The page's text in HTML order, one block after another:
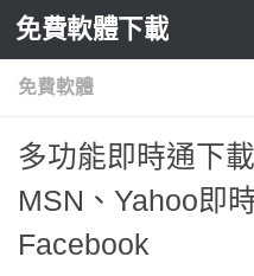
Skip to content
免費軟體下載
免費軟體
多功能即時通下
MSN、Yahoo即
Facebook